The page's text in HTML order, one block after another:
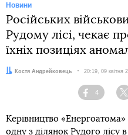
Новини
Російських
Рудому лісі, чекає
їхніх позиціях
Автор:Костя Андрейковець Дата:
20:19, 09 квітня
Facebook
4
Керівництво
одну з ділянок Рудого лісу